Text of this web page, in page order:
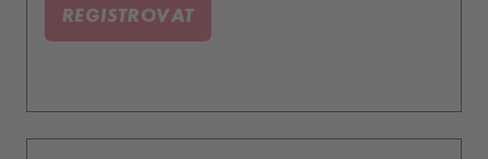
REGISTROVAT